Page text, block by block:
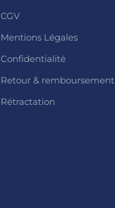
CGV
Mentions Légales
Confidentialité
Retour & remboursement
Rétractation